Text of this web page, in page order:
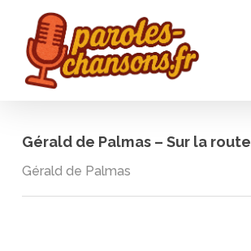
main
content
Gérald de Palmas – Sur la route
Gérald de Palmas